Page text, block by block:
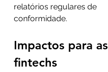
relatórios regulares de
conformidade.
Impactos para as
fintechs